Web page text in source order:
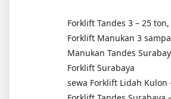
Forklift Tandes 3 – 25
Forklift Manukan 3
Manukan Tandes
Forklift Surabaya
sewa Forklift Lidah Kulon